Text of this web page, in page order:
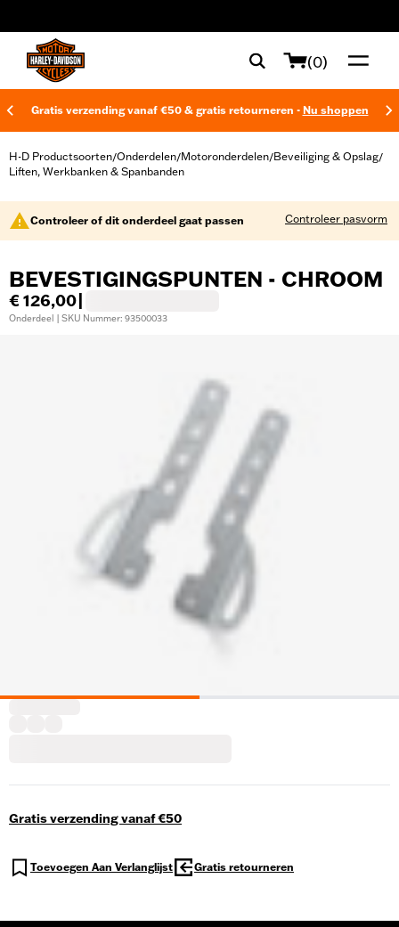
(0)
Gratis verzending vanaf €50 & gratis retourneren - Nu shoppen
H-D Productsoorten/Onderdelen/Motoronderdelen/Beveiliging & Opslag/
Liften, Werkbanken & Spanbanden
Controleer of dit onderdeel gaat passen Controleer pasvorm
BEVESTIGINGSPUNTEN - CHROOM
€ 126,00
Onderdeel | SKU Nummer: 93500033
Gratis verzending vanaf €50
Toevoegen Aan Verlanglijst Gratis retourneren